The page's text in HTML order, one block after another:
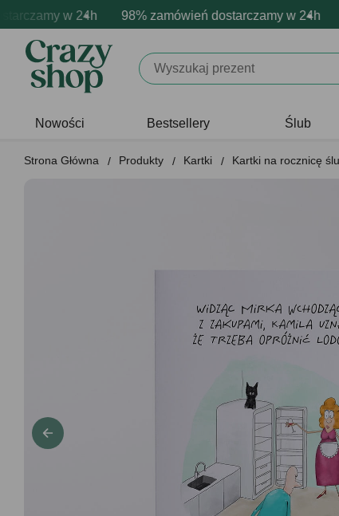
w 24h 98% zamówień dostarczamy w 24h
personalizacja produktów Profesjonalna i
emocje - zawsze udane prezenty Prezentujemy
Nowości Bestsellery Ślub
Strona Główna Produkty Kartki
Kartki na rocznicę